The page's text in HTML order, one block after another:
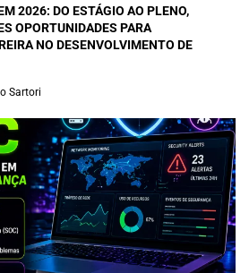
2026: DO ESTÁGIO AO PLENO,
OPORTUNIDADES PARA
NO DESENVOLVIMENTO DE
Sartori